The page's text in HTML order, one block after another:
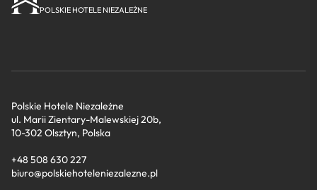
POLSKIE HOTELE NIEZALEŻNE
Polskie Hotele Niezależne
ul. Marii Zientary-Malewskiej 20b,
10-302 Olsztyn, Polska
+48 508 630 227
biuro@polskiehoteleniezalezne.pl